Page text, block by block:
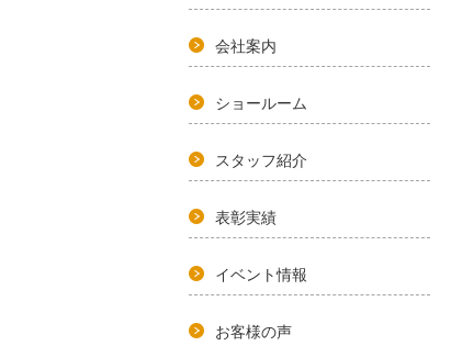
会社案内
ショールーム
スタッフ紹介
表彰実績
イベント情報
お客様の声